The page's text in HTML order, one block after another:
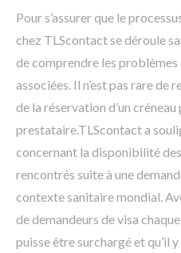
Pour s’assurer que le
chez TLScontact se déroule
de comprendre les
associées. Il n’est pas rare
de la réservation d’un
prestataire.TLScontact a
concernant la disponibilité
rencontrés suite à une
contexte sanitaire mondial.
de demandeurs de visa
puisse être surchargé et qu’il